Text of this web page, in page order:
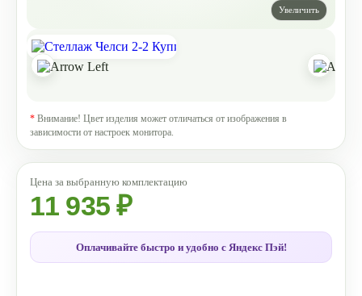
* Внимание! Цвет изделия может отличаться от изображения в
зависимости от настроек монитора.
11 935 ₽
Оплачивайте быстро и удобно с Яндекс Пэй!